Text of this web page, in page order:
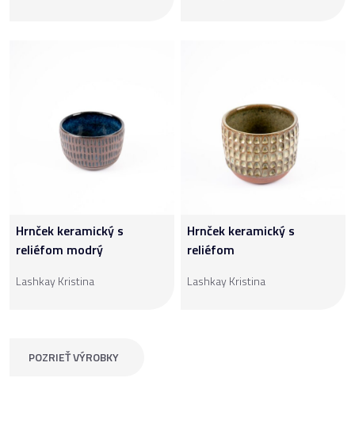
Hrnček keramický s
reliéfom modrý
Lashkay Kristina
Hrnček keramický s
reliéfom
Lashkay Kristina
POZRIEŤ VÝROBKY